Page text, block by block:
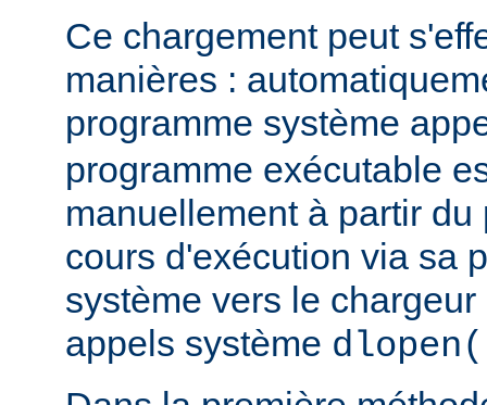
Ce chargement peut
manières :
programme système
programme exécutable
manuellement à partir du
cours d'exécution via sa
système vers le
appels système